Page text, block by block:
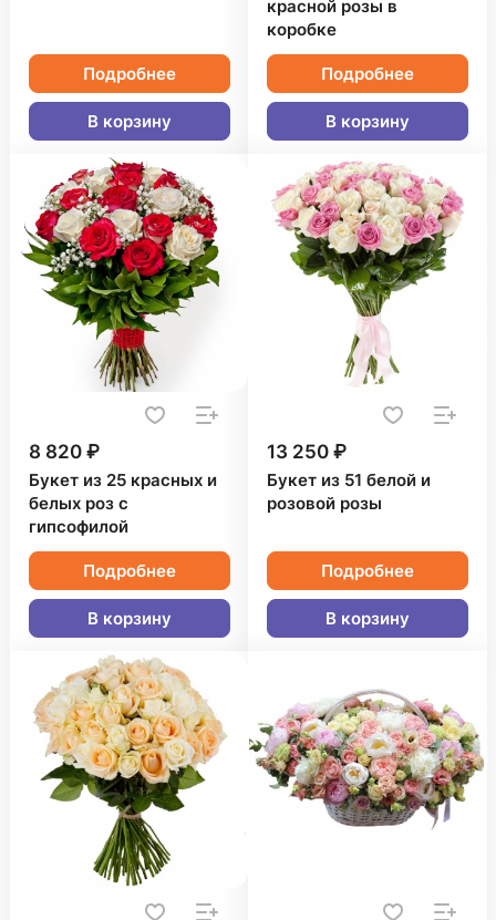
Подробнее
В корзину
красной розы в
коробке
Подробнее
В корзину
8 820 ₽
Букет из 25 красных и
белых роз с
гипсофилой
Подробнее
В корзину
13 250 ₽
Букет из 51 белой и
розовой розы
Подробнее
В корзину